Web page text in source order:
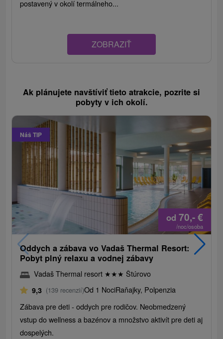
postavený v okolí termálneho...
ZOBRAZIŤ
Ak plánujete navštíviť tieto atrakcie, pozrite si
pobyty v ich okolí.
Náš TIP
od 70,-€
/noc/osoba
Oddych a zábava vo Vadaš Thermal Resort:
Pobyt plný relaxu a vodnej zábavy
Vadaš Thermal resort ★★★ Štúrovo
9,3 (139 recenzií)Od 1 NociRaňajky, Polpenzia
Zábava pre deti - oddych pre rodičov. Neobmedzený
vstup do wellness a bazénov a množstvo aktivít pre deti aj
dospelých.